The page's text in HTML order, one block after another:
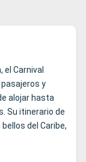
el Carnival
y
alojar hasta
Su itinerario de
del Caribe,